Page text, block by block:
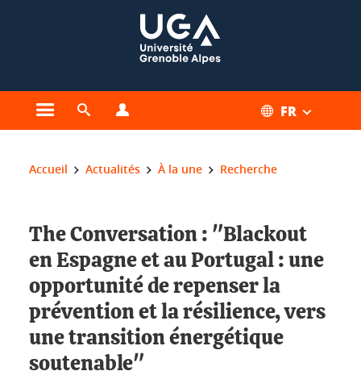
Ouvrir le menu principal
Ouvrir le moteur de recherche FR
Vous êtes ici :
Accueil Actualités À la une Recherche
The Conversation : "Blackout
en Espagne et au Portugal : une
opportunité de repenser la
prévention et la résilience, vers
une transition énergétique
soutenable"